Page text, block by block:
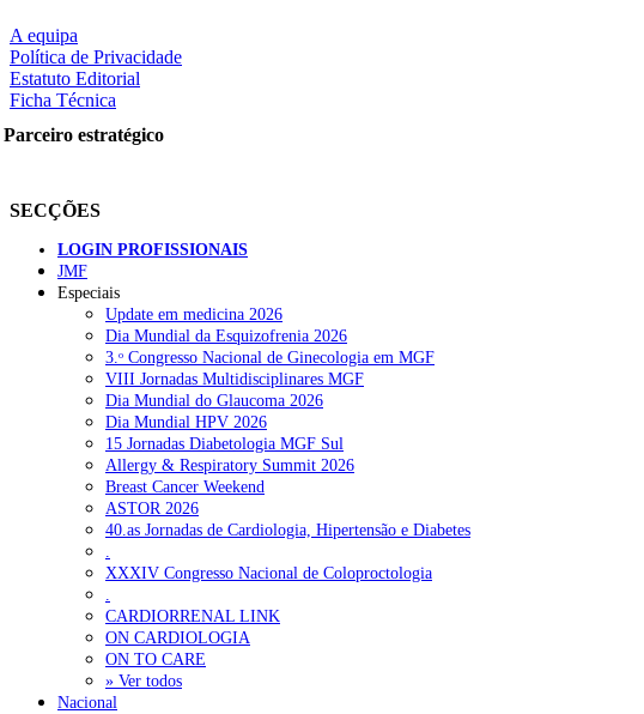
A equipa
Política de Privacidade
Estatuto Editorial
Ficha Técnica
Parceiro estratégico
SECÇÕES
LOGIN PROFISSIONAIS
JMF
Especiais
Update em medicina 2026
Dia Mundial da Esquizofrenia 2026
3.ᵒ Congresso Nacional de Ginecologia em MGF
VIII Jornadas Multidisciplinares MGF
Dia Mundial do Glaucoma 2026
Dia Mundial HPV 2026
15 Jornadas Diabetologia MGF Sul
Allergy & Respiratory Summit 2026
Breast Cancer Weekend
ASTOR 2026
40.as Jornadas de Cardiologia, Hipertensão e Diabetes
.
XXXIV Congresso Nacional de Coloproctologia
.
CARDIORRENAL LINK
ON CARDIOLOGIA
ON TO CARE
» Ver todos
Nacional